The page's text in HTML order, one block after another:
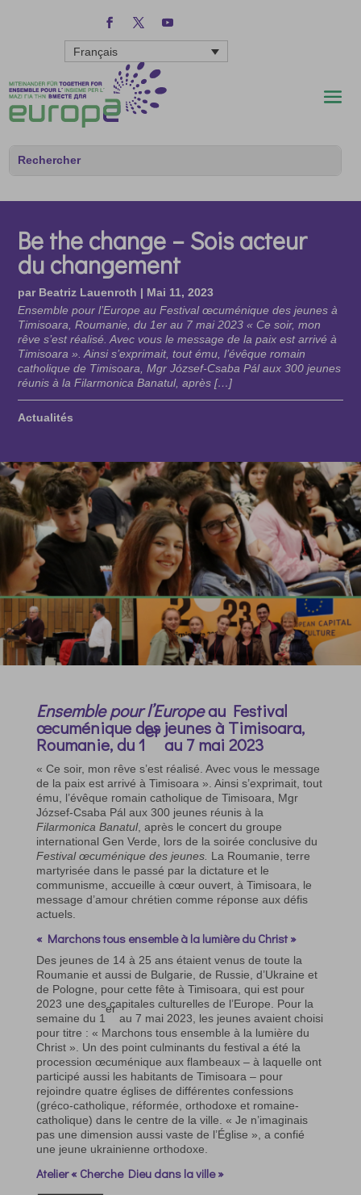
Français
Be the change – Sois acteur
du changement
par Beatriz Lauenroth | Mai 11, 2023
Ensemble pour l’Europe au Festival œcuménique des jeunes à
Timisoara, Roumanie, du 1er au 7 mai 2023 « Ce soir, mon
rêve s’est réalisé. Avec vous le message de la paix est arrivé à
Timisoara ». Ainsi s’exprimait, tout ému, l’évêque romain
catholique de Timisoara, Mgr József-Csaba Pál aux 300 jeunes
réunis à la Filarmonica Banatul, après […]
Actualités
Ensemble pour l’Europeau Festival
œcuménique des jeunes à Timisoara,
Roumanie, du 1
er
au 7 mai 2023
« Ce soir, mon rêve s’est réalisé. Avec vous le message
de la paix est arrivé à Timisoara ». Ainsi s’exprimait, tout
ému, l’évêque romain catholique de Timisoara, Mgr
József-Csaba Pál aux 300 jeunes réunis à la
Filarmonica Banatul, après le concert du groupe
international Gen Verde, lors de la soirée conclusive du
Festival œcuménique des jeunes. La Roumanie, terre
martyrisée dans le passé par la dictature et le
communisme, accueille à cœur ouvert, à Timisoara, le
message d’amour chrétien comme réponse aux défis
actuels.
« Marchons tous ensemble à la lumière du Christ »
Des jeunes de 14 à 25 ans étaient venus de toute la
Roumanie et aussi de Bulgarie, de Russie, d’Ukraine et
de Pologne, pour cette fête à Timisoara, qui est pour
2023 une des capitales culturelles de l’Europe. Pour la
semaine du 1
er
au 7 mai 2023, les jeunes avaient choisi
pour titre : « Marchons tous ensemble à la lumière du
Christ ». Un des point culminants du festival a été la
procession œcuménique aux flambeaux – à laquelle ont
participé aussi les habitants de Timisoara – pour
rejoindre quatre églises de différentes confessions
(gréco-catholique, réformée, orthodoxe et romaine-
catholique) dans le centre de la ville. « Je n’imaginais
pas une dimension aussi vaste de l’Église », a confié
une jeune ukrainienne orthodoxe.
Atelier « Cherche Dieu dans la ville »